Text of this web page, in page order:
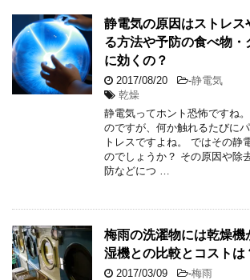
静電気の原因はストレス
る方法や予防の食べ物・
に効くの？
2017/08/20 -静電気
乾燥
静電気ってホント恐怖ですね
のですが、何か触れるたびに
トレスですよね。 ではその静
のでしょうか？ その原因や除
防などにつ …
梅雨の洗濯物には乾燥機
湿機との比較とコストは
2017/03/09 -梅雨